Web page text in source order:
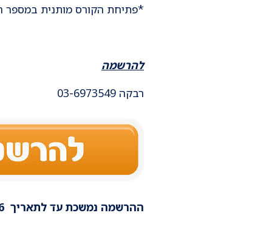
*פתיחת הקורס מותנית
להרשמה
רבקה 03-6973549
ההרשמה נמשכת עד לתאריך